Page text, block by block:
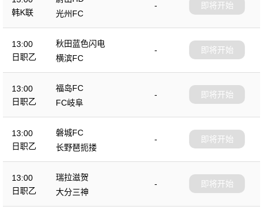
韩K联
-
光州FC
即将开始
13:00
日职乙
秋田蓝色闪电
-
横滨FC
即将开始
13:00
日职乙
福岛FC
-
FC岐阜
即将开始
13:00
日职乙
磐城FC
-
长野琶扼搂
即将开始
13:00
日职乙
瑞拉滋贺
-
大分三神
即将开始